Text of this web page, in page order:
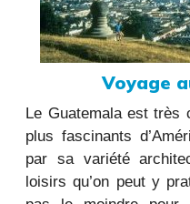
Voyage
Le Guatemala est très
plus fascinants
par sa variété
loisirs qu’on peut y